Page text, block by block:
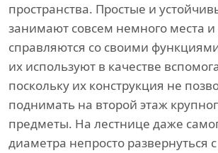
пространства. Простые и
занимают совсем немного места и
справляются со своими
их используют в качестве
поскольку их конструкция не
поднимать на второй этаж
предметы. На лестнице даже
диаметра непросто развернуться